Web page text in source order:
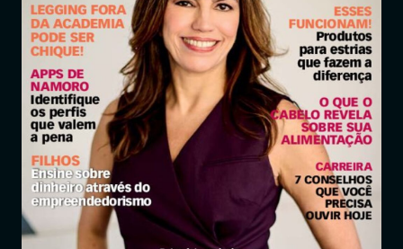
Revistas
Jornais
Notícias
Entrar